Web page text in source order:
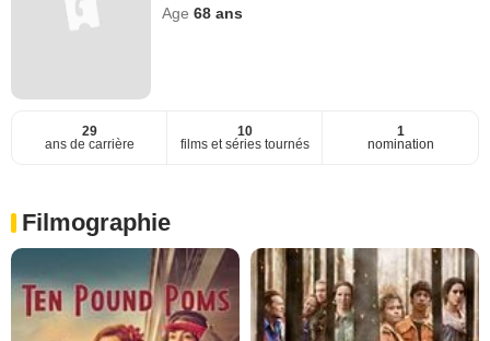
Age68 ans
29
ans de carrière
10
films et séries tournés
1
nomination
Filmographie